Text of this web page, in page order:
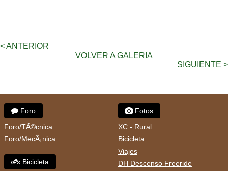
< ANTERIOR
VOLVER A GALERIA
SIGUIENTE >
Foro
Foro/TÃ©cnica
Foro/MecÃ¡nica
Bicicleta
Fotos
XC - Rural
Bicicleta
Viajes
DH Descenso Freeride